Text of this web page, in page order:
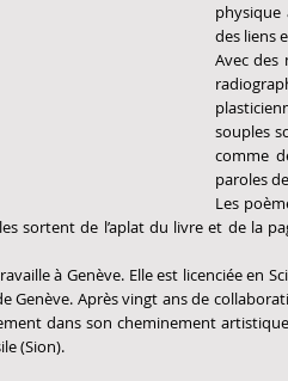
physique
des liens
Avec des
souples
comme
paroles
Les
sortent de l’aplat du livre et de la
à Genève. Elle est licenciée en
Genève. Après vingt ans de
dans son cheminement
(Sion).